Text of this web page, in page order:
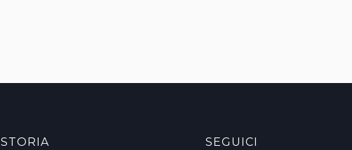
STORIA SEGUICI